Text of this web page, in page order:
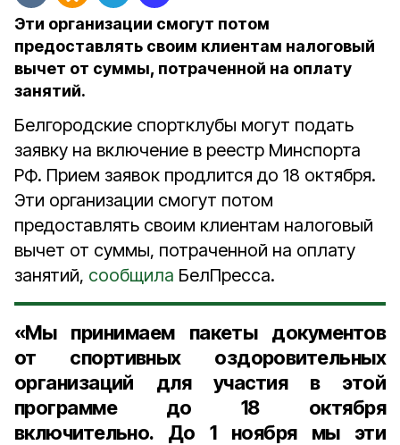
Эти организации смогут потом
предоставлять своим клиентам налоговый
вычет от суммы, потраченной на оплату
занятий.
Белгородские спортклубы могут подать
заявку на включение в реестр Минспорта
РФ. Прием заявок продлится до 18 октября.
Эти организации смогут потом
предоставлять своим клиентам налоговый
вычет от суммы, потраченной на оплату
занятий, сообщила БелПресса.
«Мы принимаем пакеты документов
от спортивных оздоровительных
организаций для участия в этой
программе до 18 октября
включительно. До 1 ноября мы эти